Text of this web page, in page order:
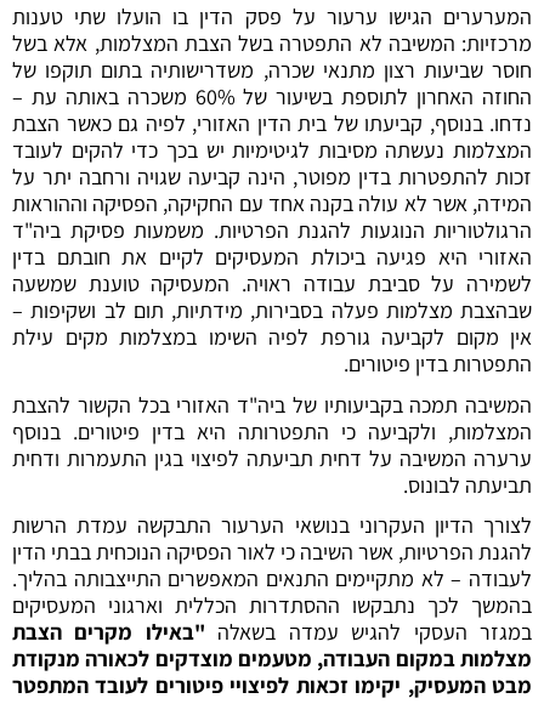
המערערים הגישו ערעור על פסק הדין בו הועלו שתי טענות
מרכזיות: המשיבה לא התפטרה בשל הצבת המצלמות, אלא בשל
חוסר שביעות רצון מתנאי שכרה, משדרישותיה בתום תוקפו של
החוזה האחרון לתוספת בשיעור של 60% משכרה באותה עת –
נדחו. בנוסף, קביעתו של בית הדין האזורי, לפיה גם כאשר הצבת
המצלמות נעשתה מסיבות לגיטימיות יש בכך כדי להקים לעובד
זכות להתפטרות בדין מפוטר, הינה קביעה שגויה ורחבה יתר על
המידה, אשר לא עולה בקנה אחד עם החקיקה, הפסיקה וההוראות
הרגולטוריות הנוגעות להגנת הפרטיות. משמעות פסיקת ביה"ד
האזורי היא פגיעה ביכולת המעסיקים לקיים את חובתם בדין
לשמירה על סביבת עבודה ראויה. המעסיקה טוענת שמשעה
שבהצבת מצלמות פעלה בסבירות, מידתיות, תום לב ושקיפות –
אין מקום לקביעה גורפת לפיה השימו במצלמות מקים עילת
התפטרות בדין פיטורים.
המשיבה תמכה בקביעותיו של ביה"ד האזורי בכל הקשור להצבת
המצלמות, ולקביעה כי התפטרותה היא בדין פיטורים. בנוסף
ערערה המשיבה על דחית תביעתה לפיצוי בגין התעמרות ודחית
תביעתה לבונוס.
לצורך הדיון העקרוני בנושאי הערעור התבקשה עמדת הרשות
להגנת הפרטיות, אשר השיבה כי לאור הפסיקה הנוכחית בבתי הדין
לעבודה – לא מתקיימים התנאים המאפשרים התייצבותה בהליך.
בהמשך לכך נתבקשו ההסתדרות הכללית וארגוני המעסיקים
במגזר העסקי להגיש עמדה בשאלה "באילו מקרים הצבת
מצלמות במקום העבודה, מטעמים מוצדקים לכאורה מנקודת
מבט המעסיק, יקימו זכאות לפיצויי פיטורים לעובד המתפטר